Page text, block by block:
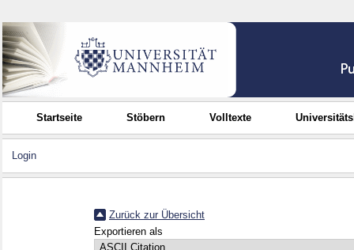
Startseite Stöbern Volltexte
Login
Zurück zur Übersicht
Exportieren als